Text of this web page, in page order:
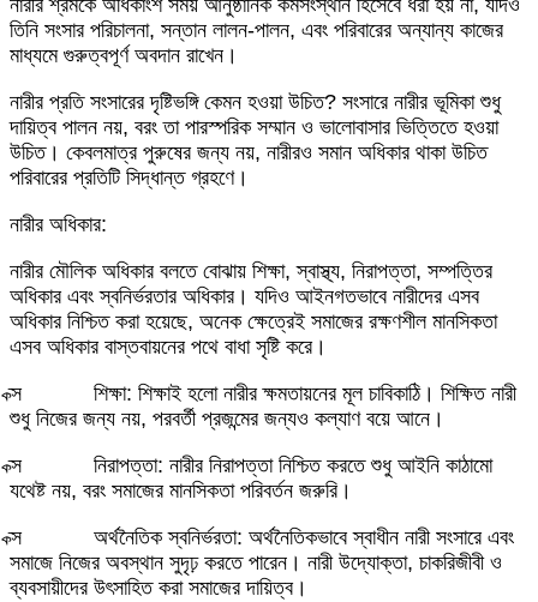
নারীর শ্রমকে অধিকাংশ সময় আনুষ্ঠানিক কর্মসংস্থান হিসেবে ধরা হয় না, যদিও
তিনি সংসার পরিচালনা, সন্তান লালন-পালন, এবং পরিবারের অন্যান্য কাজের
মাধ্যমে গুরুত্বপূর্ণ অবদান রাখেন।
নারীর প্রতি সংসারের দৃষ্টিভঙ্গি কেমন হওয়া উচিত? সংসারে নারীর ভূমিকা শুধু
দায়িত্ব পালন নয়, বরং তা পারস্পরিক সম্মান ও ভালোবাসার ভিত্তিতে হওয়া
উচিত। কেবলমাত্র পুরুষের জন্য নয়, নারীরও সমান অধিকার থাকা উচিত
পরিবারের প্রতিটি সিদ্ধান্ত গ্রহণে।
নারীর অধিকার:
নারীর মৌলিক অধিকার বলতে বোঝায় শিক্ষা, স্বাস্থ্য, নিরাপত্তা, সম্পত্তির
অধিকার এবং স্বনির্ভরতার অধিকার। যদিও আইনগতভাবে নারীদের এসব
অধিকার নিশ্চিত করা হয়েছে, অনেক ক্ষেত্রেই সমাজের রক্ষণশীল মানসিকতা
এসব অধিকার বাস্তবায়নের পথে বাধা সৃষ্টি করে।
ক্স শিক্ষা: শিক্ষাই হলো নারীর ক্ষমতায়নের মূল চাবিকাঠি। শিক্ষিত নারী
শুধু নিজের জন্য নয়, পরবর্তী প্রজন্মের জন্যও কল্যাণ বয়ে আনে।
ক্স নিরাপত্তা: নারীর নিরাপত্তা নিশ্চিত করতে শুধু আইনি কাঠামো
যথেষ্ট নয়, বরং সমাজের মানসিকতা পরিবর্তন জরুরি।
ক্স অর্থনৈতিক স্বনির্ভরতা: অর্থনৈতিকভাবে স্বাধীন নারী সংসারে এবং
সমাজে নিজের অবস্থান সুদৃঢ় করতে পারেন। নারী উদ্যোক্তা, চাকরিজীবী ও
ব্যবসায়ীদের উৎসাহিত করা সমাজের দায়িত্ব।